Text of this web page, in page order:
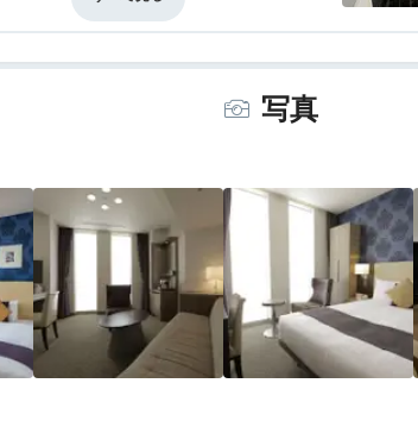
評価なし バリアフリー
写真